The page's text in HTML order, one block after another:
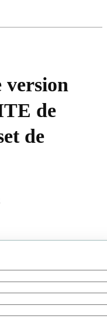
version
de
de